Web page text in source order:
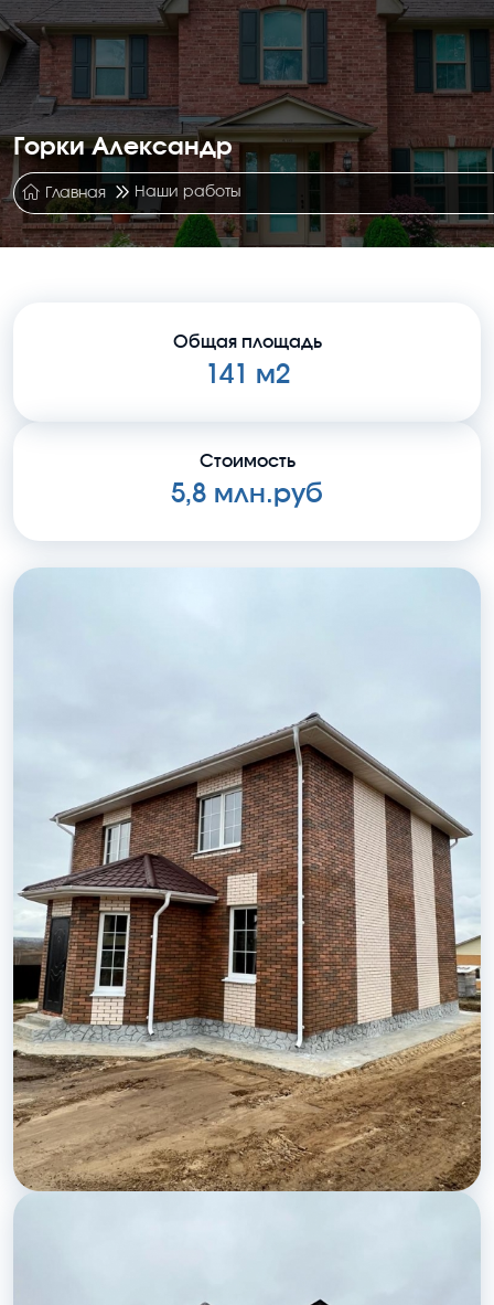
Горки Александр
Главная Наши работы
Общая площадь
141 м2
Стоимость
5,8 млн.руб